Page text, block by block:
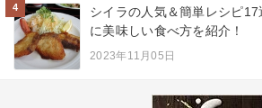
4
シイラの人気＆簡単レシピ
に美味しい食べ方を紹介！
2023年11月05日